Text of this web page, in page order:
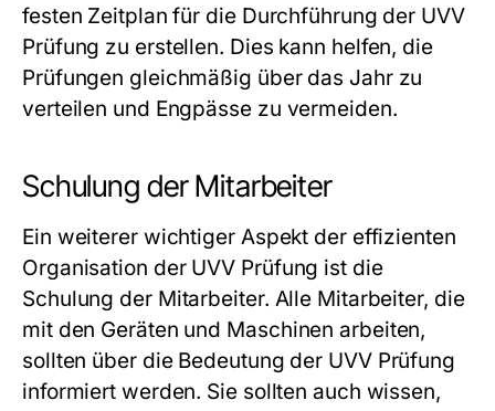
festen Zeitplan für die Durchführung der UVV
Prüfung zu erstellen. Dies kann helfen, die
Prüfungen gleichmäßig über das Jahr zu
verteilen und Engpässe zu vermeiden.
Schulung der Mitarbeiter
Ein weiterer wichtiger Aspekt der effizienten
Organisation der UVV Prüfung ist die
Schulung der Mitarbeiter. Alle Mitarbeiter, die
mit den Geräten und Maschinen arbeiten,
sollten über die Bedeutung der UVV Prüfung
informiert werden. Sie sollten auch wissen,